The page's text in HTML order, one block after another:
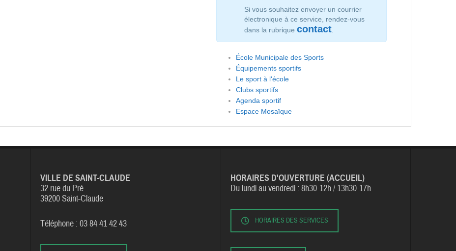
Si vous souhaitez envoyer un courrier
électronique à ce service, rendez-vous
dans la rubriquecontact
École Municipale des Sports
Équipements sportifs
Le sport à l'école
Clubs sportifs
Agenda sportif
Espace Mosaïque
VILLE DE SAINT-CLAUDE
32 rue du Pré
39200 Saint-Claude
Téléphone : 03 84 41 42 43
HORAIRES D'OUVERTURE (ACCUEIL)
Du lundi au vendredi : 8h30-12h / 13h30-17h
HORAIRES DES SERVICES